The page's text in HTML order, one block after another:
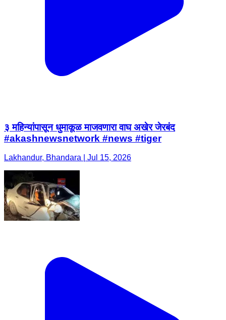
३ महिन्यांपासून धुमाकूळ माजवणारा वाघ अखेर जेरबंद
#akashnewsnetwork #news #tiger
Lakhandur, Bhandara | Jul 15, 2026